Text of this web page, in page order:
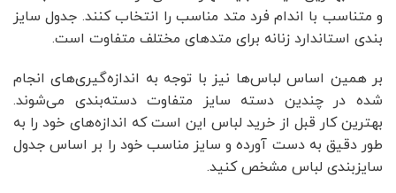
و متناسب با اندام فرد متد مناسب را انتخاب کنند. جدول سایز‌
بندی استاندارد زنانه برای متد‌های مختلف متفاوت است.
بر همین اساس لباس‌ها نیز با توجه به اندازه‌گیری‌های انجام
شده در چندین دسته سایز متفاوت دسته‌بندی می‌شوند.
بهترین کار قبل از خرید لباس این است که اندازه‌های خود را به
طور دقیق به دست آورده و سایز مناسب خود را بر اساس جدول
سایز‌بندی لباس مشخص کنید.